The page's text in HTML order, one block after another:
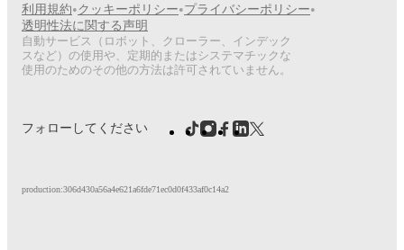
利用規約• クッキーポリシー•プライバシーポリシー•
透明性法に関する声明
自動サービス（ロボット、クローラー、インデック
スなど）の使用や、定期的またはシステマチックな
使用のためのその他の方法は許可されていません。
フォローしてください
production:306d430a56a4e621a6fde71ec0d0f433af0c14a2